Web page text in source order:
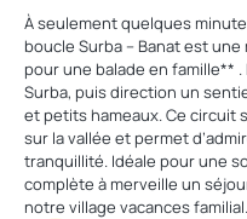
À seulement quelques
boucle Surba – Banat est
pour une balade en famille**
Surba, puis direction un
et petits hameaux. Ce circuit
sur la vallée et permet
tranquillité. Idéale pour une
complète à merveille un
notre village vacances familial.